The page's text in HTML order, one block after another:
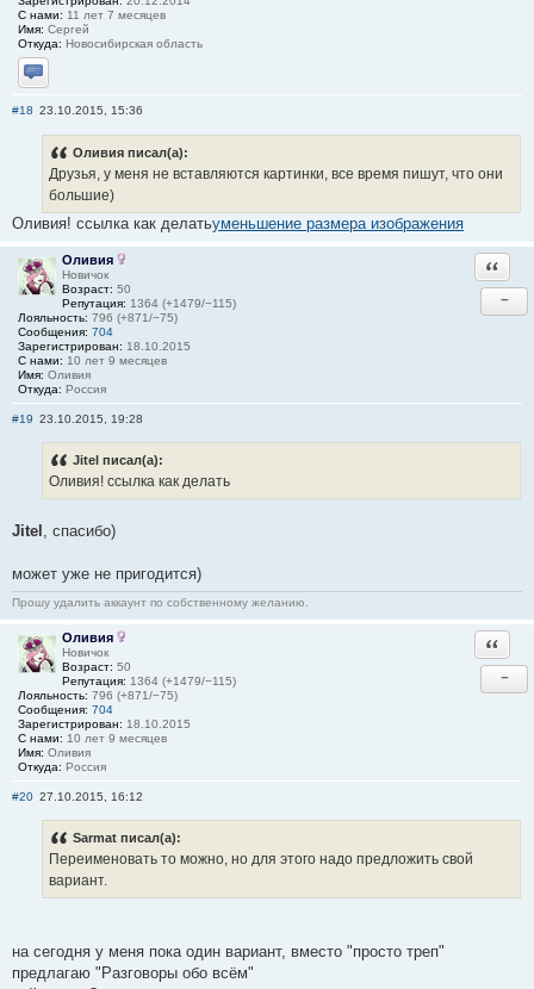
С нами: 11 лет 7 месяцев
Имя: Сергей
Откуда: Новосибирская область
Отправить личное сообщение
#18 23.10.2015, 15:36
Оливия писал(а):
Друзья, у меня не вставляются картинки, все время пишут, что они
большие)
Оливия! ссылка как делатьуменьшение размера изображения
Оливия
Новичок
Возраст: 50
Репутация: 1364 (+1479/−115)
Лояльность: 796 (+871/−75)
Сообщения: 704
Зарегистрирован: 18.10.2015
С нами: 10 лет 9 месяцев
Имя: Оливия
Откуда: Россия
−
#19 23.10.2015, 19:28
Jitel писал(а):
Оливия! ссылка как делать
Jitel , спасибо)
может уже не пригодится)
Прошу удалить аккаунт по собственному желанию.
Оливия
Новичок
Возраст: 50
Репутация: 1364 (+1479/−115)
Лояльность: 796 (+871/−75)
Сообщения: 704
Зарегистрирован: 18.10.2015
С нами: 10 лет 9 месяцев
Имя: Оливия
Откуда: Россия
−
#20 27.10.2015, 16:12
Sarmat писал(а):
Переименовать то можно, но для этого надо предложить свой
вариант.
на сегодня у меня пока один вариант, вместо "просто треп"
предлагаю "Разговоры обо всём"